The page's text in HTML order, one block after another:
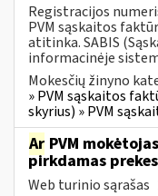
Registracijos
PVM sąskaitos
atitinka. SABIS
informacinėje
Mokesčių žinyno
» PVM sąskaitos
skyrius) » PVM
Ar PVM
pirkdamas
Web turinio sąrašas